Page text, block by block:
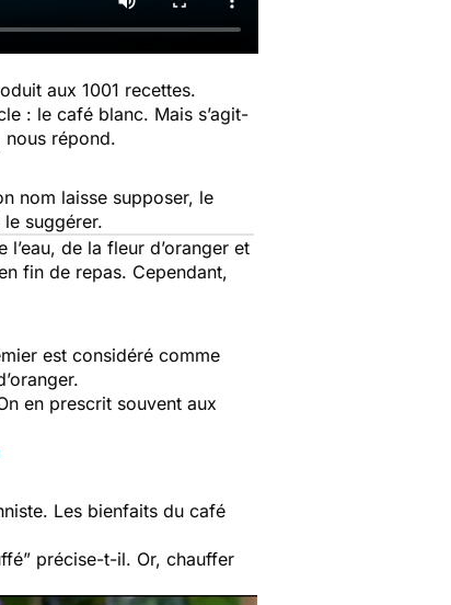
aux 1001 recettes.
: le café blanc. Mais s’agit-
nous répond.
nom laisse supposer, le
suggérer.
de la fleur d’oranger et
fin de repas. Cependant,
est considéré comme
en prescrit souvent aux
Les bienfaits du café
précise-t-il. Or, chauffer